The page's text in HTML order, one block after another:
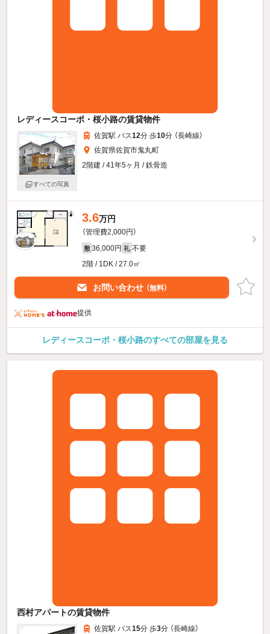
レディースコーポ・桜小路の賃貸物件
すべての写真
佐賀駅 バス12分 歩10分 （長崎線）
佐賀県佐賀市鬼丸町
2階建 / 41年5ヶ月 / 鉄骨造
3.6万円
（管理費2,000円）
敷 36,000円 礼 不要
2階 / 1DK / 27.0㎡
お問い合わせ （無料）
提供
レディースコーポ・桜小路のすべての部屋を見る
西村アパートの賃貸物件
佐賀駅 バス15分 歩3分 （長崎線）